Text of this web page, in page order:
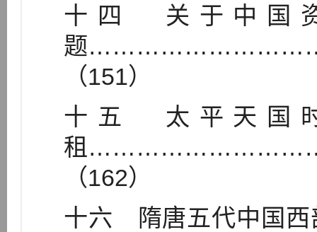
十四 关于中国
题
（151）
十五 太平天国
租
（162）
十六 隋唐五代中国